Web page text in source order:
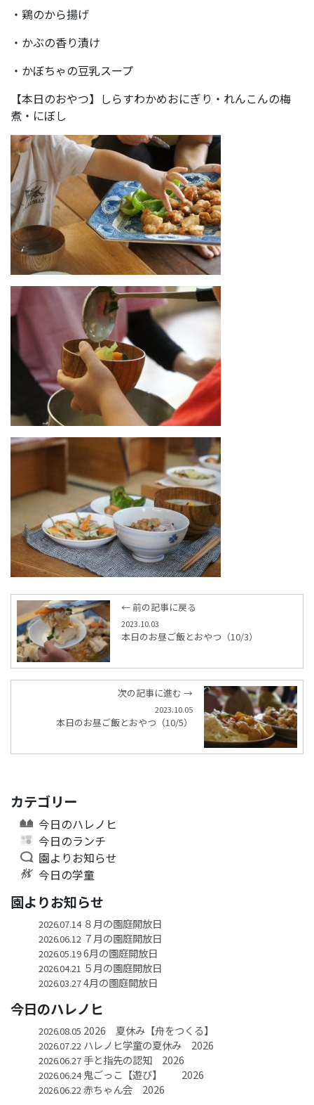
・鶏のから揚げ
・かぶの香り漬け
・かぼちゃの豆乳スープ
【本日のおやつ】しらすわかめおにぎり・れんこんの梅
煮・にぼし
← 前の記事に戻る
2023.10.03
本日のお昼ご飯とおやつ（10/3）
次の記事に進む →
2023.10.05
本日のお昼ご飯とおやつ（10/5）
カテゴリー
今日のハレノヒ
今日のランチ
園よりお知らせ
今日の学童
園よりお知らせ
2026.07.14８月の園庭開放日
2026.06.12７月の園庭開放日
2026.05.196月の園庭開放日
2026.04.21 ５月の園庭開放日
2026.03.274月の園庭開放日
今日のハレノヒ
2026.08.05 2026 夏休み【舟をつくる】
2026.07.22ハレノヒ学童の夏休み 2026
2026.06.27手と指先の認知 2026
2026.06.24鬼ごっこ【遊び】 2026
2026.06.22赤ちゃん会 2026